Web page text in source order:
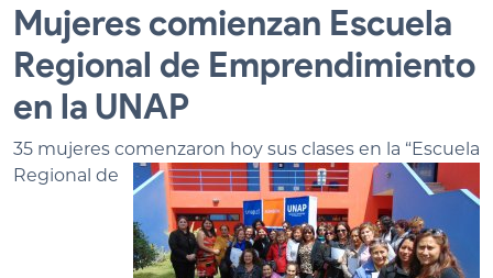
Mujeres comienzan Escuela
Regional de Emprendimiento
en la UNAP
35 mujeres comenzaron hoy sus clases en la “Escuela
Regional de